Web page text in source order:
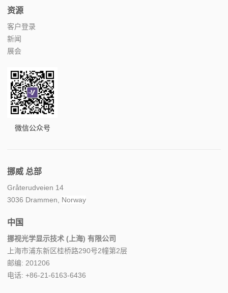
资源
客户登录
新闻
展会
微信公众号
挪威 总部
Gråterudveien 14
3036 Drammen, Norway
中国
挪视光学显示技术 (上海) 有限公司
上海市浦东新区桂桥路290号2幢第2层
邮编: 201206
电话: +86-21-6163-6436